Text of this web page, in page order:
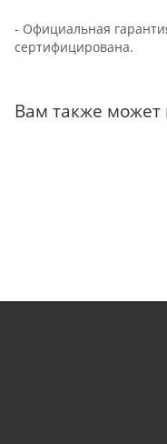
- Официальная
сертифицирована.
Вам также может